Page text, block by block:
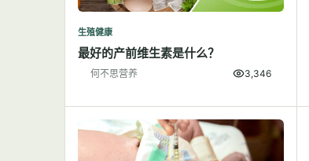
生殖健康
最好的产前维生素是什么？
何不思营养 3,346